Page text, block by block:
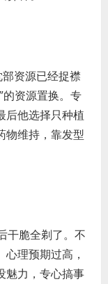
资源已经捉襟
的资源置换。专
后他选择只种植
物维持，靠发型
干脆全剃了。不
理预期过高，
魅力，专心搞事